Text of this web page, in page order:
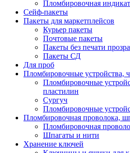
Пломбировочная
Сейф-пакеты
Пакеты для маркетплейсов
Курьер пакеты
Почтовые пакеты
Пакеты без печати
Пакеты СД
Для проб
Пломбировочные устройства,
Пломбировочные
пластилин
Сургуч
Пломбировочные
Пломбировочная проволока,
Пломбировочная
Шпагаты и нити
Хранение ключей